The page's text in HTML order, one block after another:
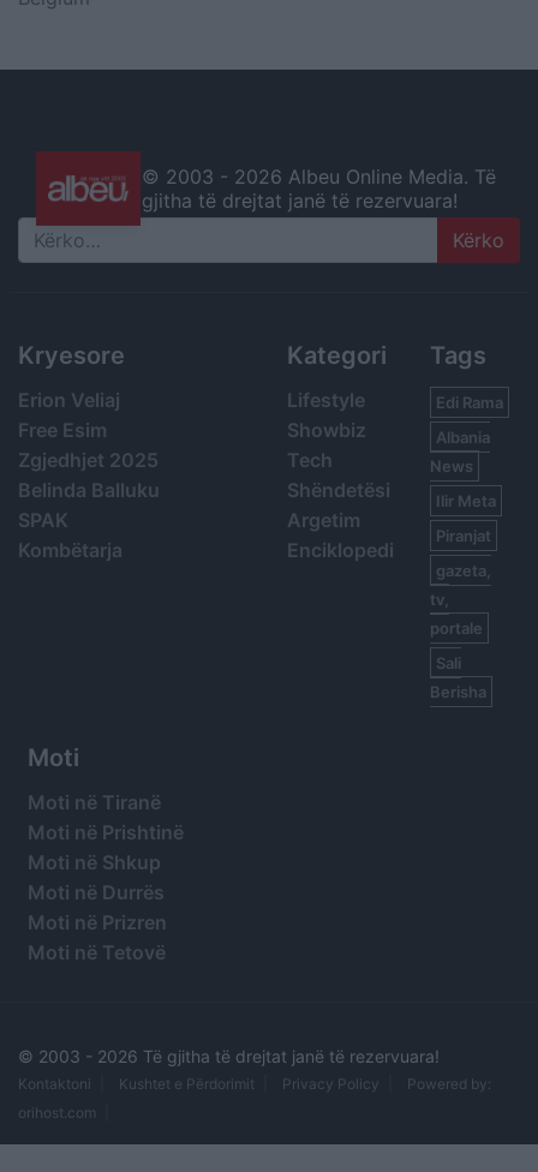
© 2003 - 2026 Albeu Online Media. Të
gjitha të drejtat janë të rezervuara!
Search
Kryesore
Erion Veliaj
Free Esim
Zgjedhjet 2025
Belinda Balluku
SPAK
Kombëtarja
Kategori
Lifestyle
Showbiz
Tech
Shëndetësi
Argetim
Enciklopedi
Tags
Edi Rama
Albania
News
Ilir Meta
Piranjat
gazeta,
tv,
portale
Sali
Berisha
Moti
Moti në Tiranë
Moti në Prishtinë
Moti në Shkup
Moti në Durrës
Moti në Prizren
Moti në Tetovë
© 2003 - 2026 Të gjitha të drejtat janë të rezervuara!
Kontaktoni Kushtet e Përdorimit Privacy Policy
Powered by:
orihost.com